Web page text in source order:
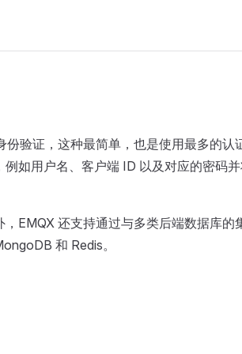
份验证，这种最简单，也是使用最多的认
如用户名、客户端 ID 以及对应的密码
EMQX 还支持通过与多类后端数据库的
和 Redis。